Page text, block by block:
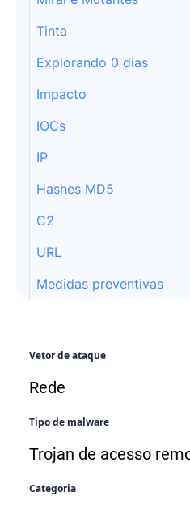
Tinta
Explorando 0 dias
Impacto
IOCs
IP
Hashes MD5
C2
URL
Medidas preventivas
Vetor de ataque
Rede
Tipo de malware
Trojan de acesso
Categoria